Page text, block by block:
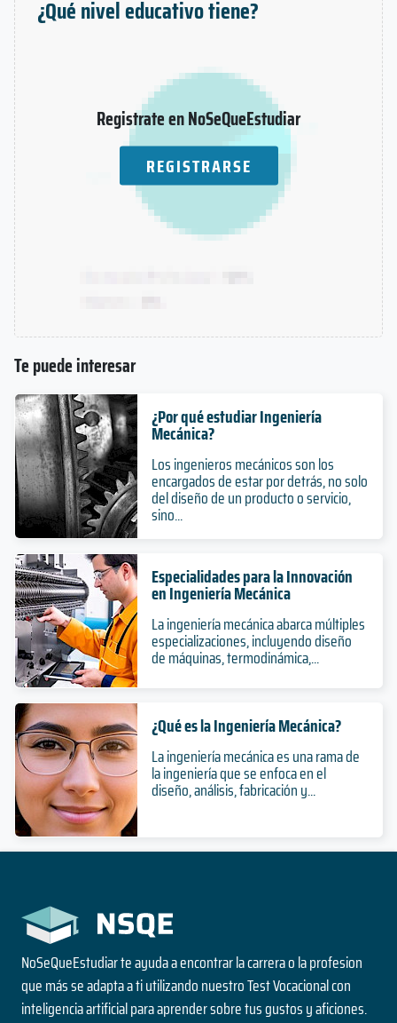
¿Qué nivel educativo tiene?
Registrate en NoSeQueEstudiar
REGISTRARSE
Te puede interesar
¿Por qué estudiar Ingeniería
Mecánica?
Los ingenieros mecánicos son los
encargados de estar por detrás, no solo
del diseño de un producto o servicio,
sino...
Especialidades para la Innovación
en Ingeniería Mecánica
La ingeniería mecánica abarca múltiples
especializaciones, incluyendo diseño
de máquinas, termodinámica,...
¿Qué es la Ingeniería Mecánica?
La ingeniería mecánica es una rama de
la ingeniería que se enfoca en el
diseño, análisis, fabricación y...
NoSeQueEstudiar te ayuda a encontrar la carrera o la profesion
que más se adapta a ti utilizando nuestro Test Vocacional con
inteligencia artificial para aprender sobre tus gustos y aficiones.